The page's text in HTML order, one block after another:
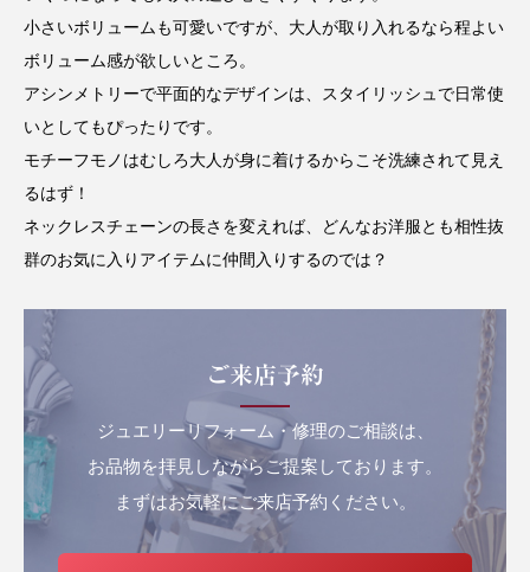
小さいボリュームも可愛いですが、大人が取り入れるなら程よい
ボリューム感が欲しいところ。
アシンメトリーで平面的なデザインは、スタイリッシュで日常使
いとしてもぴったりです。
モチーフモノはむしろ大人が身に着けるからこそ洗練されて見え
るはず！
ネックレスチェーンの長さを変えれば、どんなお洋服とも相性抜
群のお気に入りアイテムに仲間入りするのでは？
ご来店予約
ジュエリーリフォーム・修理のご相談は、
お品物を拝見しながらご提案しております。
まずはお気軽にご来店予約ください。